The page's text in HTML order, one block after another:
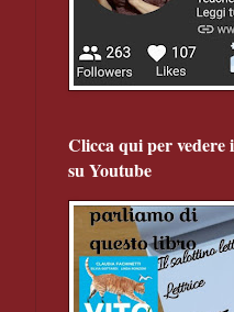
Clicca qui per
su Youtube